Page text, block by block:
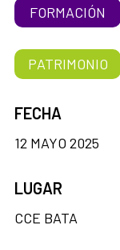
FORMACIÓN
PATRIMONIO
FECHA
12 MAYO 2025
LUGAR
CCE BATA